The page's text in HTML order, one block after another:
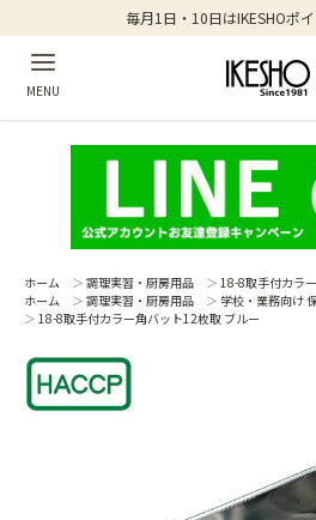
毎月1日・10日はIKESHOポ
MENU
ホーム ＞ 調理実習・厨房用品 ＞ 18-8取手付カラ
ホーム
＞ 調理実習・厨房用品 ＞ 学校・業務向け
＞ 18-8取手付カラー角バット12枚取 ブルー